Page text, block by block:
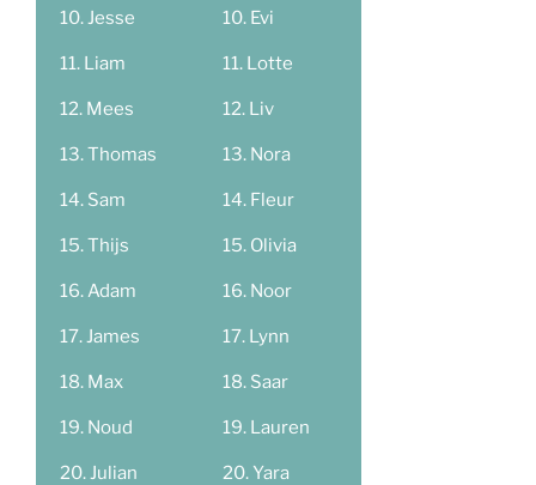
Jesse
Liam
Mees
Thomas
Sam
Thijs
Adam
James
Max
Noud
Julian
Evi
Lotte
Liv
Nora
Fleur
Olivia
Noor
Lynn
Saar
Lauren
Yara